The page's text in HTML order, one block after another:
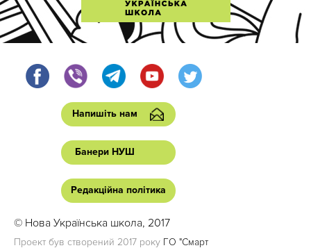
Напишіть нам
Банери НУШ
Редакційна політика
© Нова Українська школа, 2017
Проект був створений 2017 року ГО "Смарт